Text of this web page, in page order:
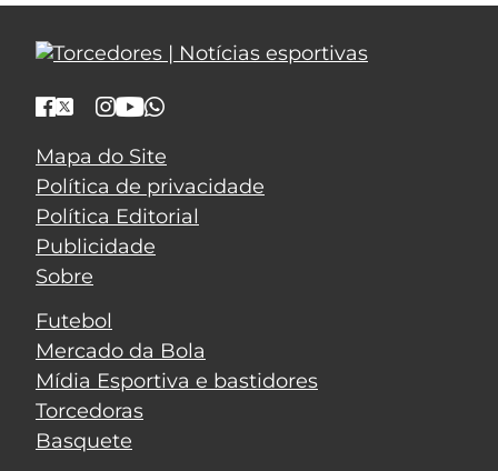
Mapa do Site
Política de privacidade
Política Editorial
Publicidade
Sobre
Futebol
Mercado da Bola
Mídia Esportiva e bastidores
Torcedoras
Basquete